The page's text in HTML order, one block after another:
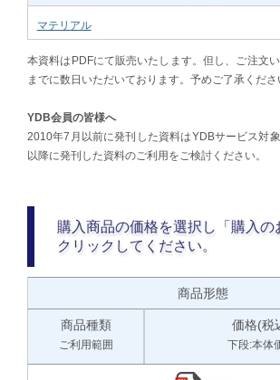
マテリアル
本資料はPDFにて販売いたします。但し、ご注文
までに数日いただいております。予めご了承くださ
YDB会員の皆様へ
2010年7月以前に発刊した資料はYDBサービス対
以降に発刊した資料のご利用をご検討ください。
購入商品の価格を選択し「購入の
クリックしてください。
商品形態
商品種類
ご利用範囲
価格(税
下段:本体